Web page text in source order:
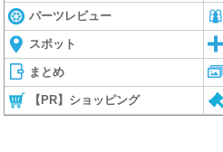
パーツレビュー
スポット
まとめ
【PR】ショッピング